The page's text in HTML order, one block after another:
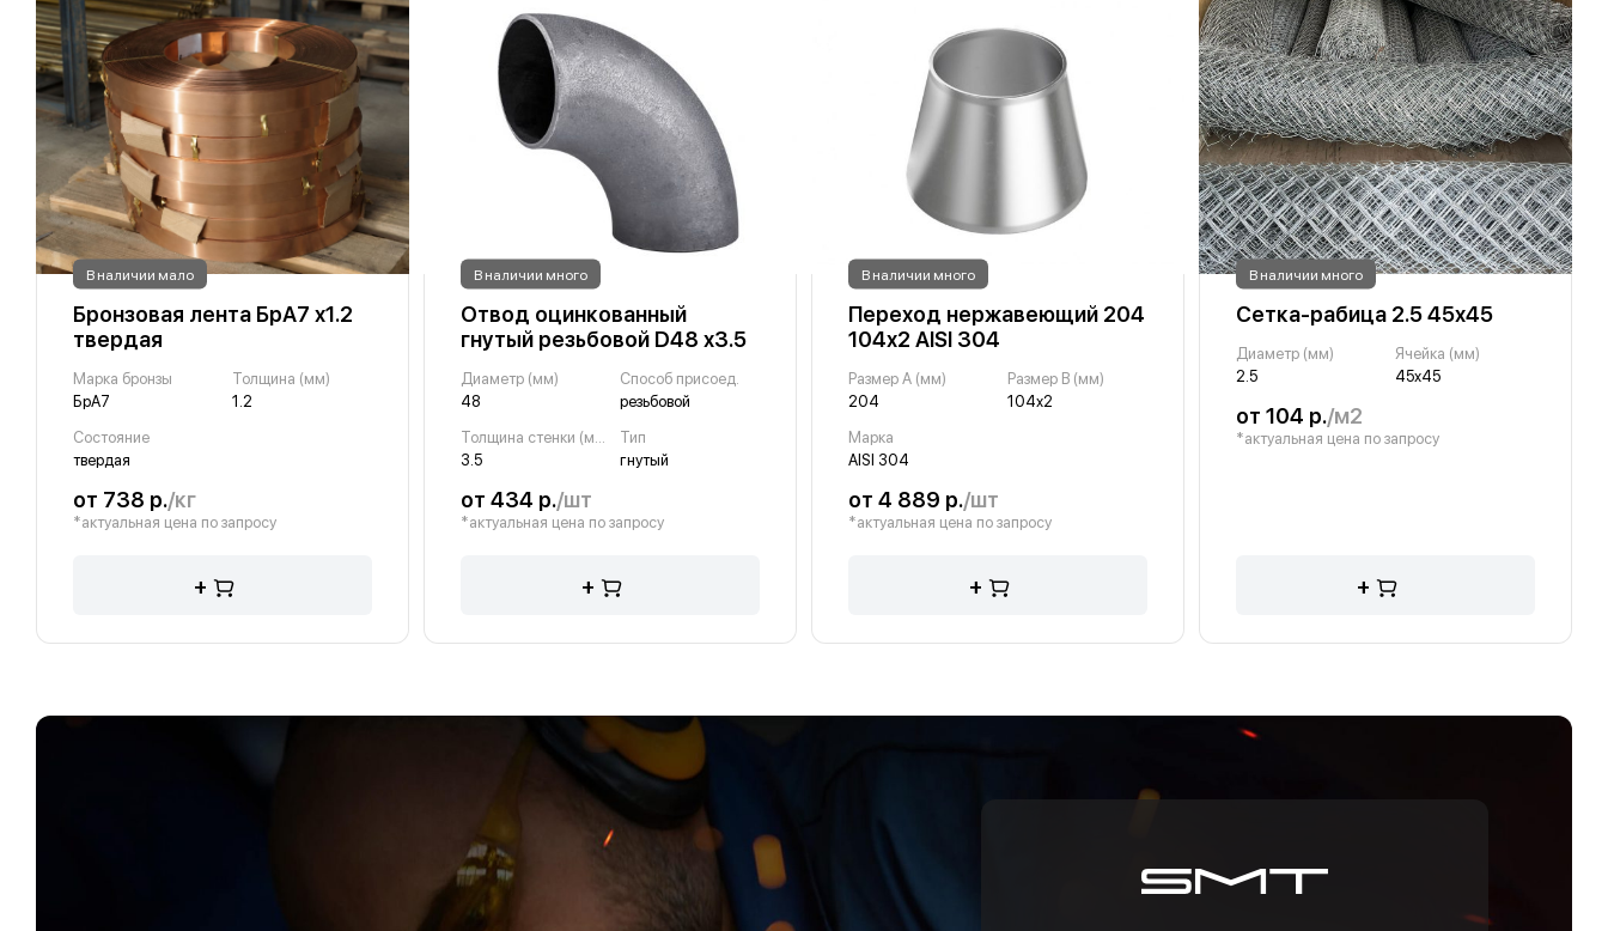
В наличии мало
Бронзовая лента БрА7 х1.2
твердая
Марка бронзы
БрА7
Толщина (мм)
1.2
Состояние
твердая
от 738 р./кг
*актуальная цена по запросу
+
В наличии много
Отвод оцинкованный
гнутый резьбовой D48 х3.5
Диаметр (мм)
48
Способ присоед.
резьбовой
Толщина стенки (мм)
3.5
Тип
гнутый
от 434 р./шт
*актуальная цена по запросу
+
В наличии много
Переход нержавеющий 204
104х2 AISI 304
Размер A (мм)
204
Размер B (мм)
104х2
Марка
AISI 304
от 4 889 р./шт
*актуальная цена по запросу
+
В наличии много
Сетка-рабица 2.5 45х45
Диаметр (мм)
2.5
Ячейка (мм)
45х45
от 104 р./м2
*актуальная цена по запросу
+